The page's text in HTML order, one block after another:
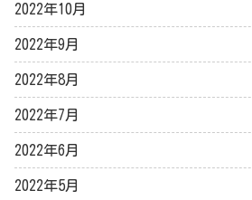
2022年10月
2022年9月
2022年8月
2022年7月
2022年6月
2022年5月